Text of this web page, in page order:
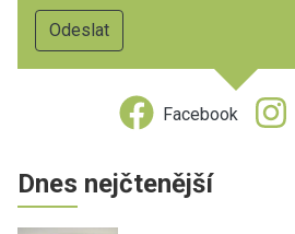
Facebook
Dnes nejčtenější